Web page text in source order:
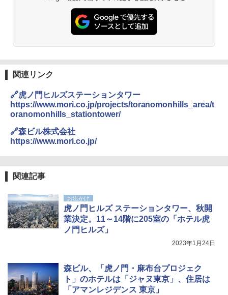
￥2,479
地球の歩き方 スター・ウォーズ
A26 地球の歩き方 チェコ ポーランド スロヴ
ァキア 2026～2027 地球の歩き方A ヨーロッ
￥2,277
￥1,540
ト プライバシー テント 【中が透けない】 1
人用 折りたたみ 防災グッズ 災害用トイレ ビ
ーチ ピクニック ポップアップテント 携帯 簡
易 トイレテント (ブラック)
テント ワンタッチ RENEW 幅200 2-3人用 43
500002(88859)
￥5,999
[キャンパーズコレクション 山善] 傘みたいに
￥9,990
[キャンパーズコレクション 山善] 傘みたいに
広げるだけ パッとサッとテント キューブワ
イドプラス ブラックコーティング フルクロ
テント PATCW-200B エクルベージュ
￥15,990
￥2,980
DEWEL パラソル 大型 ビーチ アウトドアパ
￥6,999
0ml（連続噴射30秒）110ml（連続噴射15
秒）射程5～10m 安全ロック搭載 携帯収納袋
￥3,680
着替えテント トイレテント 透けない【換気
通気窓付き】収納袋付き UVカット 防水 防災
コンパクト iimono117 (ブルー)
￥3,080
関連リンク
🔗虎ノ門ヒルズステーションタワー
https://www.mori.co.jp/projects/toranomonhills_area/t
oranomonhills_stationtower/
🔗森ビル株式会社
https://www.mori.co.jp/
関連記事
お出かけ
虎ノ門ヒルズ ステーションタワー、秋開
業決定。11～14階に205室の「ホテル虎
ノ門ヒルズ」
2023年1月24日
森ビル、「虎ノ門・麻布台プロジェク
ト」のホテルは「ジャヌ東京」、住居は
「アマンレジデンス 東京」